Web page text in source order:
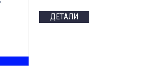
ДЕТАЛИ